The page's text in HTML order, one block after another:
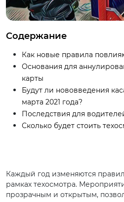
Содержание
Как новые правила
Основания для
карты
Будут ли нововведения
марта 2021 года?
Последствия для
Сколько будет стоить
Каждый год изменяются
рамках техосмотра.
прозрачным и открытым,